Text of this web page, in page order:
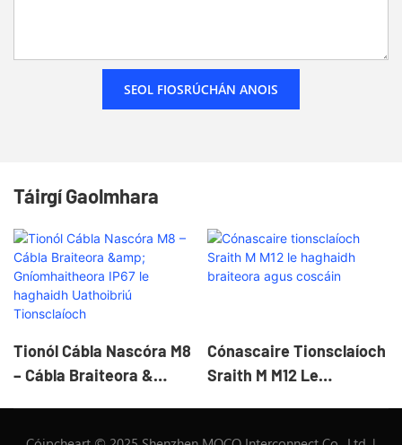
SEOL FIOSRÚCHÁN ANOIS
Táirgí Gaolmhara
Tionól Cábla Nascóra M8
– Cábla Braiteora &
Cónascaire Tionsclaíoch
Sraith M M12 Le